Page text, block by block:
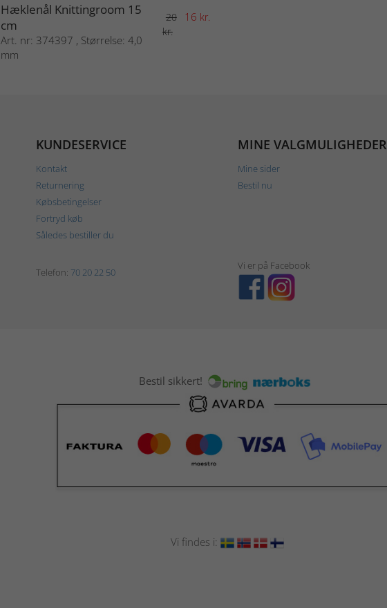
Hæklenål Knittingroom 15
cm
Art. nr: 374397 , Størrelse: 4,0
mm
16 kr.
20
kr.
KUNDESERVICE
Kontakt
Returnering
Købsbetingelser
Fortryd køb
Således bestiller du
MINE VALGMULIGHEDER
Mine sider
Bestil nu
Telefon: 70 20 22 50
Vi er på Facebook
Bestil sikkert!
Vi findes i: